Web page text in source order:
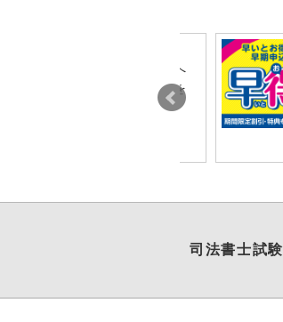
オンライン注文した商品へ
ビュー投稿で特典ポイントを
司法書士試験